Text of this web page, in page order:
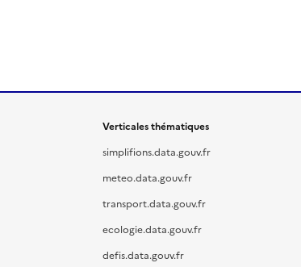
Verticales thématiques
simplifions.data.gouv.fr
meteo.data.gouv.fr
transport.data.gouv.fr
ecologie.data.gouv.fr
defis.data.gouv.fr